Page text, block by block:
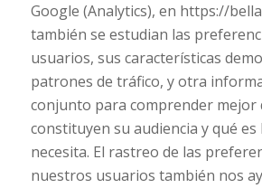
Google (Analytics), en https://
también se estudian las
usuarios, sus características
patrones de tráfico, y otra
conjunto para comprender mejor
constituyen su audiencia y qué es
necesita. El rastreo de las
nuestros usuarios también nos